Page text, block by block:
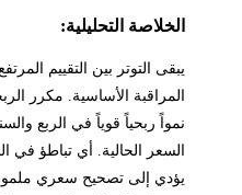
الخلاصة التحليلية:
يبقى التوتر بين التقييم
نمواً ربحياً قوياً في الربع
السعر الحالية. أي تباطؤ
يؤدي إلى تصحيح سعري